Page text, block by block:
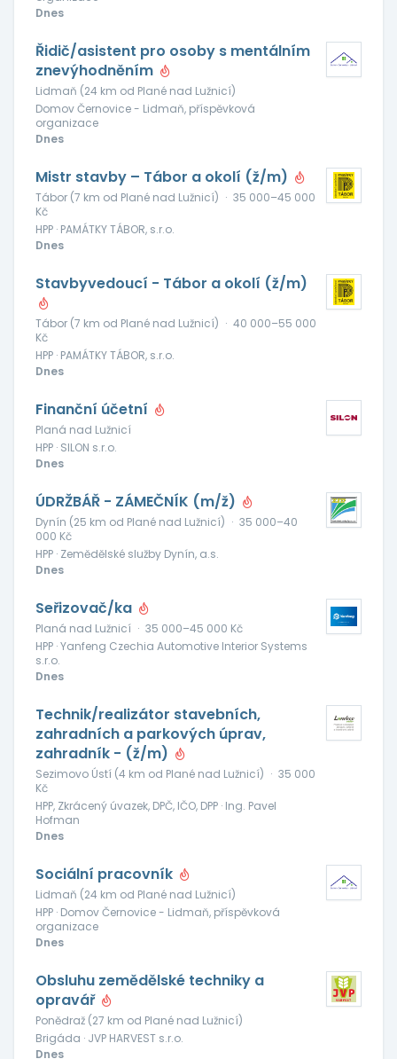
Dnes
Řidič/asistent pro osoby s mentálním
znevýhodněním
Lidmaň (24 km od Plané nad Lužnicí)
Domov Černovice - Lidmaň, příspěvková
organizace
Dnes
Mistr stavby – Tábor a okolí (ž/m)
Tábor (7 km od Plané nad Lužnicí) · 35 000–45 000
Kč
HPP · PAMÁTKY TÁBOR, s.r.o.
Dnes
Stavbyvedoucí - Tábor a okolí (ž/m)
Tábor (7 km od Plané nad Lužnicí) · 40 000–55 000
Kč
HPP · PAMÁTKY TÁBOR, s.r.o.
Dnes
Finanční účetní
Planá nad Lužnicí
HPP · SILON s.r.o.
Dnes
ÚDRŽBÁŘ - ZÁMEČNÍK (m/ž)
Dynín (25 km od Plané nad Lužnicí) · 35 000–40
000 Kč
HPP · Zemědělské služby Dynín, a.s.
Dnes
Seřizovač/ka
Planá nad Lužnicí · 35 000–45 000 Kč
HPP · Yanfeng Czechia Automotive Interior Systems
s.r.o.
Dnes
Technik/realizátor stavebních,
zahradních a parkových úprav,
zahradník - (ž/m)
Sezimovo Ústí (4 km od Plané nad Lužnicí) · 35 000
Kč
HPP, Zkrácený úvazek, DPČ, IČO, DPP · Ing. Pavel
Hofman
Dnes
Sociální pracovník
Lidmaň (24 km od Plané nad Lužnicí)
HPP · Domov Černovice - Lidmaň, příspěvková
organizace
Dnes
Obsluhu zemědělské techniky a
opravář
Ponědraž (27 km od Plané nad Lužnicí)
Brigáda · JVP HARVEST s.r.o.
Dnes